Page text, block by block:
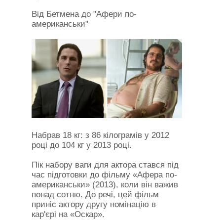
Від Бетмена до "Афери по-
американськи"
Набрав 18 кг: з 86 кілограмів у 2012
році до 104 кг у 2013 році.
Пік набору ваги для актора стався під
час підготовки до фільму «Афера по-
американськи» (2013), коли він важив
понад сотню. До речі, цей фільм
приніс актору другу номінацію в
кар'єрі на «Оскар».